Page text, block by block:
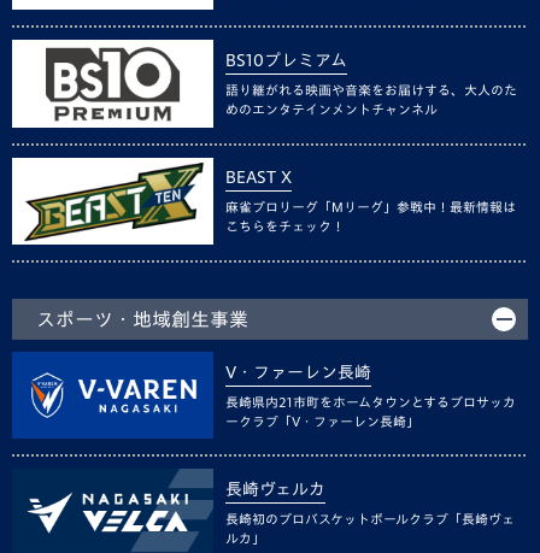
BS10プレミアム
語り継がれる映画や音楽をお届けする、大人のた
めのエンタテインメントチャンネル
BEAST X
麻雀プロリーグ「Mリーグ」参戦中！最新情報は
こちらをチェック！
スポーツ・地域創生事業
V・ファーレン長崎
長崎県内21市町をホームタウンとするプロサッカ
ークラブ「V・ファーレン長崎」
長崎ヴェルカ
長崎初のプロバスケットボールクラブ「長崎ヴェ
ルカ」